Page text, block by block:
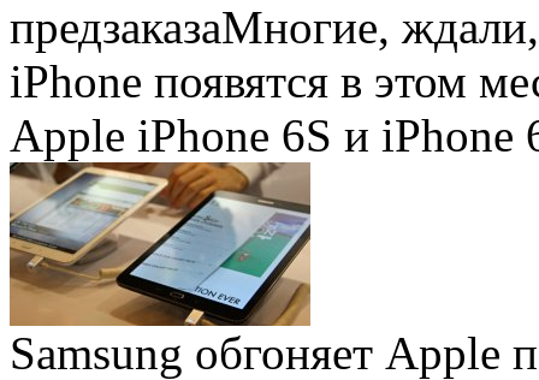
предзаказаМногие, ждали,
iPhone появятся в этом
Apple iPhone 6S и iPhone
Samsung обгоняет Apple